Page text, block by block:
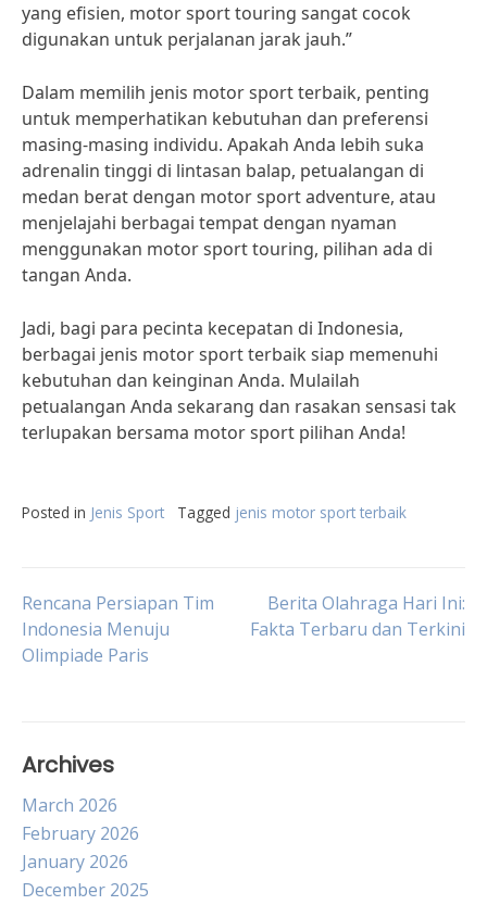
yang efisien, motor sport touring sangat cocok
digunakan untuk perjalanan jarak jauh.”
Dalam memilih jenis motor sport terbaik, penting
untuk memperhatikan kebutuhan dan preferensi
masing-masing individu. Apakah Anda lebih suka
adrenalin tinggi di lintasan balap, petualangan di
medan berat dengan motor sport adventure, atau
menjelajahi berbagai tempat dengan nyaman
menggunakan motor sport touring, pilihan ada di
tangan Anda.
Jadi, bagi para pecinta kecepatan di Indonesia,
berbagai jenis motor sport terbaik siap memenuhi
kebutuhan dan keinginan Anda. Mulailah
petualangan Anda sekarang dan rasakan sensasi tak
terlupakan bersama motor sport pilihan Anda!
Posted in Jenis Sport Tagged jenis motor sport terbaik
Post
navigation
Rencana Persiapan Tim
Indonesia Menuju
Olimpiade Paris
Berita Olahraga Hari Ini:
Fakta Terbaru dan Terkini
Archives
March 2026
February 2026
January 2026
December 2025